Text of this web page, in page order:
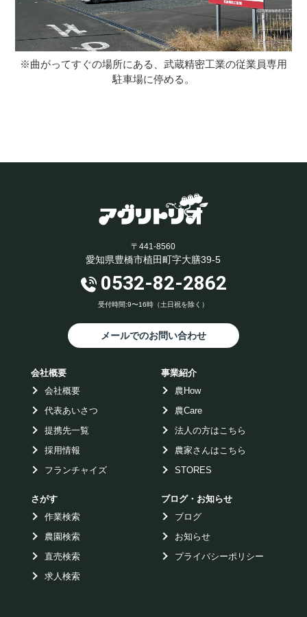
※曲がってすぐの場所にある、武蔵精密工業の従業員専用
駐車場に停める。
〒441-8560
愛知県豊橋市植田町字大膳39-5
0532-82-2862
受付時間:9〜16時（土日祝を除く）
メールでのお問い合わせ
会社概要
会社概要
代表あいさつ
提携先一覧
採用情報
フランチャイズ
事業紹介
農How
農Care
法人の方はこちら
農家さんはこちら
STORES
さがす
作業検索
農園検索
直売検索
求人検索
ブログ・お知らせ
ブログ
お知らせ
プライバシーポリシー